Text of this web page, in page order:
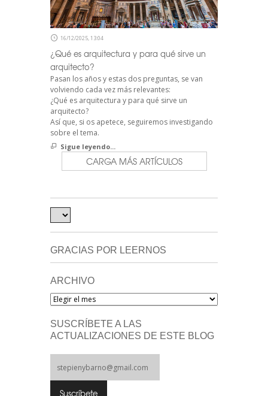
16/12/2025, 13:04
¿Qué es arquitectura y para qué sirve un
arquitecto?
Pasan los años y estas dos preguntas, se van
volviendo cada vez más relevantes:
¿Qué es arquitectura y para qué sirve un
arquitecto?
Así que, si os apetece, seguiremos investigando
sobre el tema.
Sigue leyendo...
CARGA MÁS ARTÍCULOS
GRACIAS POR LEERNOS
ARCHIVO
Archivo
SUSCRÍBETE A LAS
ACTUALIZACIONES DE ESTE BLOG